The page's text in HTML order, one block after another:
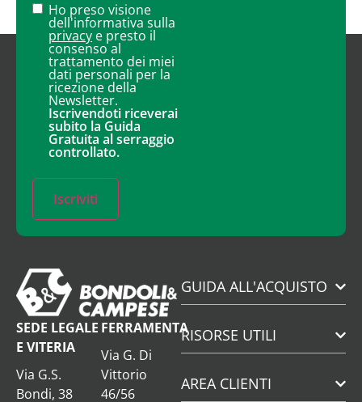
Ho preso visione
dell'informativa sulla
privacy e presto il
consenso al
trattamento dei miei
dati personali per la
ricezione della
Newsletter.
Iscrivendoti riceverai
subito la Guida
Gratuita al serraggio
controllato.
Iscriviti
SEDE LEGALE
E VITERIA
Via G.S.
Bondi, 38
FERRAMENTA
Via G. Di
Vittorio
46/56
GUIDA ALL'ACQUISTO
RISORSE UTILI
AREA CLIENTI